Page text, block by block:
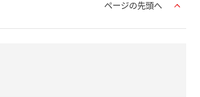
ページの先頭へ